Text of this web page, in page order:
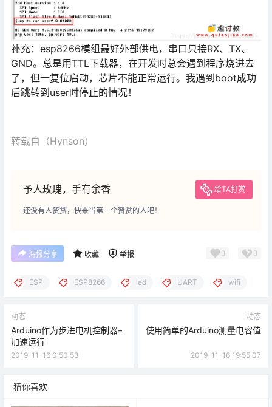
补充：esp8266模组最好外部供电，串口只接RX、TX、
GND。总是用TTL下载器，在开发时总会遇到程序烧进去
了，但一复位启动，芯片不能正常运行。我遇到boot成功
后跳转到user时停止的情况！
转载自（Hynson）
予人玫瑰，手有余香 给TA打赏
还没有人赞赏，快来当第一个赞赏的人吧！
海报分享 收藏 举报 0 0
ESP ESP8266 led UART wifi
动态
Arduino作为步进电机控制器–
加速运行
2019-11-16 0:50:53
动态
使用简单的Arduino测量电容值
2019-11-16 19:55:07
猜你喜欢